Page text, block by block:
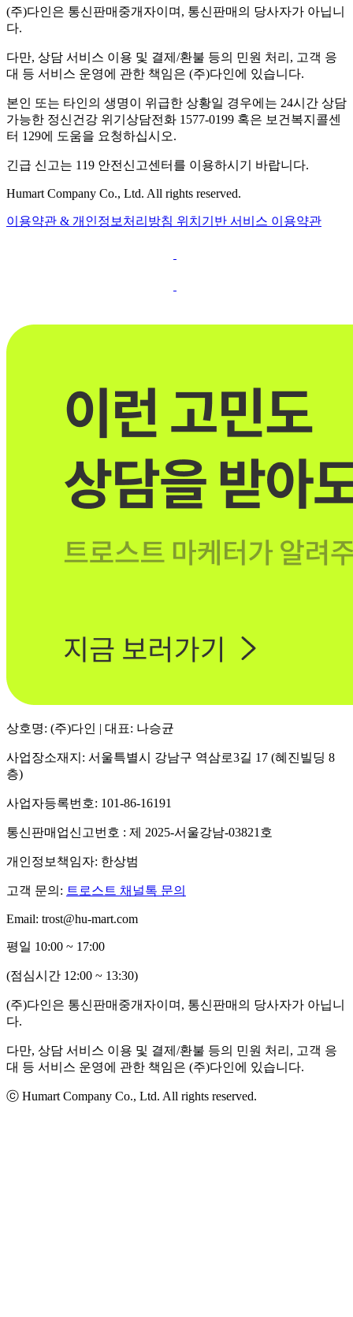
(주)다인은 통신판매중개자이며, 통신판매의 당사자가 아닙니
다.
다만, 상담 서비스 이용 및 결제/환불 등의 민원 처리, 고객 응
대 등 서비스 운영에 관한 책임은 (주)다인에 있습니다.
본인 또는 타인의 생명이 위급한 상황일 경우에는 24시간 상담
가능한 정신건강 위기상담전화 1577-0199 혹은 보건복지콜센
터 129에 도움을 요청하십시오.
긴급 신고는 119 안전신고센터를 이용하시기 바랍니다.
Humart Company Co., Ltd. All rights reserved.
이용약관 & 개인정보처리방침 위치기반 서비스 이용약관
상호명: (주)다인 | 대표: 나승균
사업장소재지: 서울특별시 강남구 역삼로3길 17 (혜진빌딩 8
층)
사업자등록번호: 101-86-16191
통신판매업신고번호 : 제 2025-서울강남-03821호
개인정보책임자: 한상범
고객 문의: 트로스트 채널톡 문의
Email: trost@hu-mart.com
평일 10:00 ~ 17:00
(점심시간 12:00 ~ 13:30)
(주)다인은 통신판매중개자이며, 통신판매의 당사자가 아닙니
다.
다만, 상담 서비스 이용 및 결제/환불 등의 민원 처리, 고객 응
대 등 서비스 운영에 관한 책임은 (주)다인에 있습니다.
ⓒ Humart Company Co., Ltd. All rights reserved.